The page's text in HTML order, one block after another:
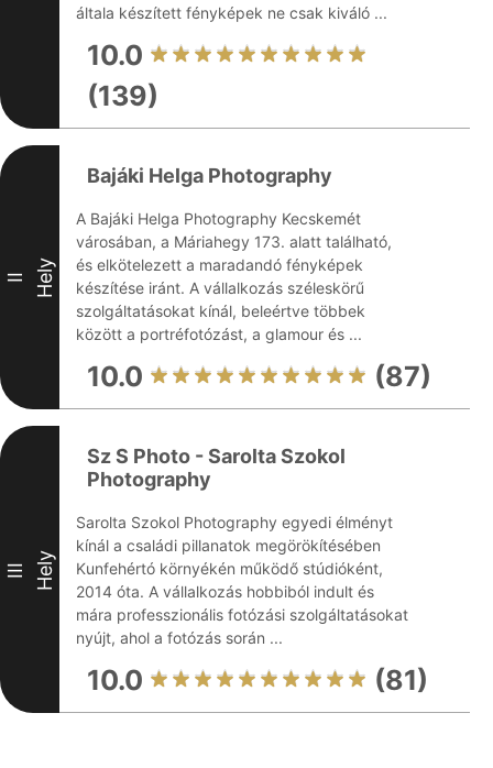
általa készített fényképek ne csak kiváló ...
10.0
(139)
II Hely
Bajáki Helga Photography
A Bajáki Helga Photography Kecskemét
városában, a Máriahegy 173. alatt található,
és elkötelezett a maradandó fényképek
készítése iránt. A vállalkozás széleskörű
szolgáltatásokat kínál, beleértve többek
között a portréfotózást, a glamour és ...
10.0 (87)
III Hely
Sz S Photo - Sarolta Szokol
Photography
Sarolta Szokol Photography egyedi élményt
kínál a családi pillanatok megörökítésében
Kunfehértó környékén működő stúdióként,
2014 óta. A vállalkozás hobbiból indult és
mára professzionális fotózási szolgáltatásokat
nyújt, ahol a fotózás során ...
10.0 (81)